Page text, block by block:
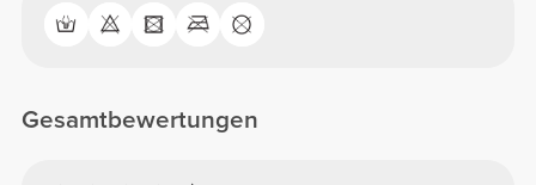
Gesamtbewertungen